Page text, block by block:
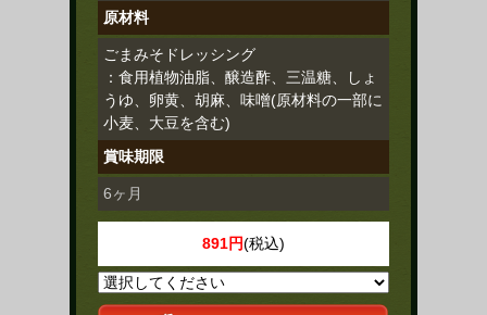
原材料
ごまみそドレッシング
：食用植物油脂、醸造酢、三温糖、しょ
うゆ、卵黄、胡麻、味噌(原材料の一部に
小麦、大豆を含む)
賞味期限
6ヶ月
891円(税込)